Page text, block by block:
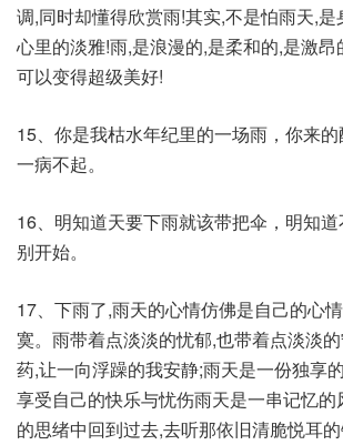
调,同时却懂得欣赏雨!其实,不是怕雨天,是
心里的淡雅!雨,是浪漫的,是柔和的,是激
可以变得超级美好!
15、你是我枯水年纪里的一场雨，你来
一病不起。
16、明知道天要下雨就该带把伞，明知
别开始。
17、下雨了,雨天的心情仿佛是自己的心
寞。雨带着点淡淡的忧郁,也带着点淡淡
药,让一向浮躁的我安静;雨天是一份独享
享受自己的快乐与忧伤雨天是一串记忆的
的思绪中回到过去,去听那依旧清脆悦耳